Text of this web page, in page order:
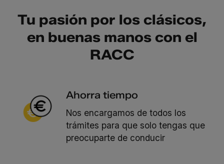
Tu pasión por los clásicos,
en buenas manos con el
RACC
Ahorra tiempo
Nos encargamos de todos los
trámites para que solo tengas que
preocuparte de conducir